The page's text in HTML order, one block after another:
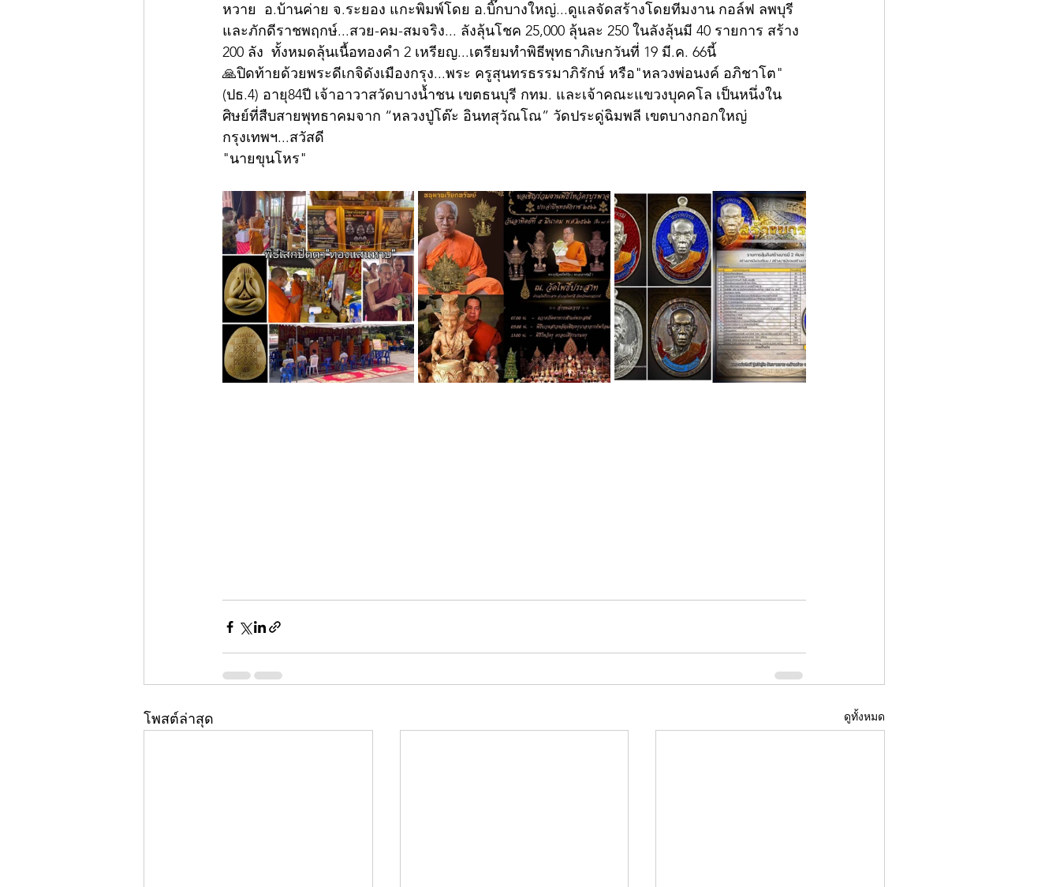
หวาย  อ.บ้านค่าย จ.ระยอง แกะพิมพ์โดย อ.บิ๊กบางใหญ่...ดูแลจัดสร้างโดยทีมงาน กอล์ฟ ลพบุรี
และภักดีราชพฤกษ์...สวย-คม-สมจริง... ลังลุ้นโชค 25,000 ลุ้นละ 250 ในลังลุ้นมี 40 รายการ สร้าง
200 ลัง  ทั้งหมดลุ้นเนื้อทองคำ 2 เหรียญ...เตรียมทำพิธีพุทธาภิเษกวันที่ 19 มี.ค. 66นี้
🙏ปิดท้ายด้วยพระดีเกจิดังเมืองกรุง...พระ ครูสุนทรธรรมาภิรักษ์ หรือ"หลวงพ่อนงค์ อภิชาโต"
(ปธ.4) อายุ84ปี เจ้าอาวาสวัดบางน้ำชน เขตธนบุรี กทม. และเจ้าคณะแขวงบุคคโล เป็นหนึ่งใน
ศิษย์ที่สืบสายพุทธาคมจาก “หลวงปู่โต๊ะ อินทสุวัณโณ” วัดประดู่ฉิมพลี เขตบางกอกใหญ่
กรุงเทพฯ...สวัสดี
"นายขุนโหร"
โพสต์ล่าสุด ดูทั้งหมด